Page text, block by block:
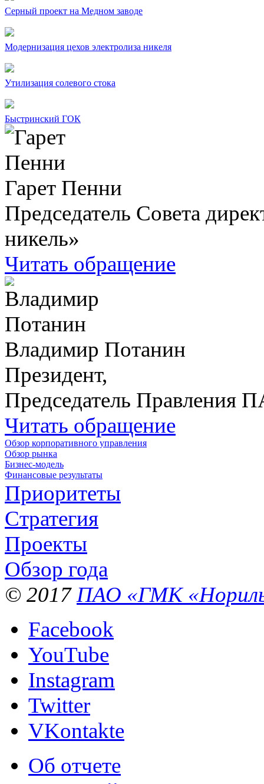
Серный проект на Медном заводе
Модернизация цехов электролиза никеля
Утилизация солевого стока
Быстринский ГОК
Гарет Пенни
Председатель Совета
никель»
Читать обращение
Владимир Потанин
Президент,
Председатель Правления
Читать обращение
Обзор корпоративного управления
Обзор рынка
Бизнес-модель
Финансовые результаты
Приоритеты
Стратегия
Проекты
Обзор года
© 2017 ПАО «ГМК
Facebook
YouTube
Instagram
Twitter
VKontakte
Об отчете